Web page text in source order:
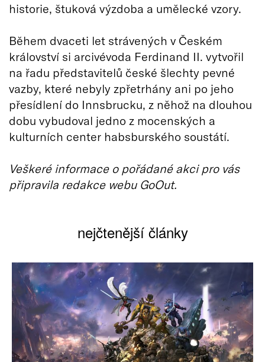
historie, štuková výzdoba a umělecké vzory.
Během dvaceti let strávených v Českém
království si arcivévoda Ferdinand II. vytvořil
na řadu představitelů české šlechty pevné
vazby, které nebyly zpřetrhány ani po jeho
přesídlení do Innsbrucku, z něhož na dlouhou
dobu vybudoval jedno z mocenských a
kulturních center habsburského soustátí.
Veškeré informace o pořádané akci pro vás
připravila redakce webu GoOut.
nejčtenější články